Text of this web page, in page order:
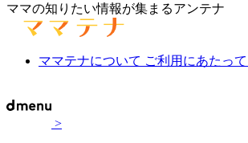
ママの知りたい情報が集まるアンテナ
ママテナについて ご利用にあたって
>